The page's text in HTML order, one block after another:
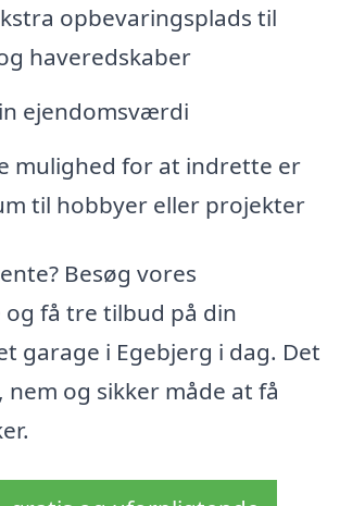
opbevaringsplads til
haveredskaber
ejendomsværdi
mulighed for at indrette er
til hobbyer eller projekter
Besøg vores
og få tre tilbud på din
garage i Egebjerg i dag. Det
og sikker måde at få